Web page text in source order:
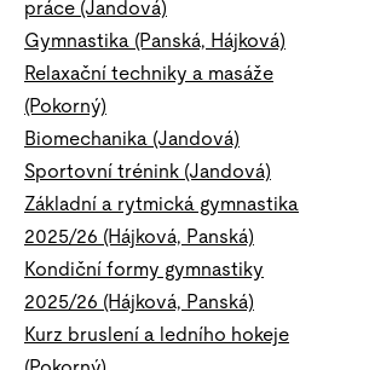
práce (Jandová)
Gymnastika (Panská, Hájková)
Relaxační techniky a masáže
(Pokorný)
Biomechanika (Jandová)
Sportovní trénink (Jandová)
Základní a rytmická gymnastika
2025/26 (Hájková, Panská)
Kondiční formy gymnastiky
2025/26 (Hájková, Panská)
Kurz bruslení a ledního hokeje